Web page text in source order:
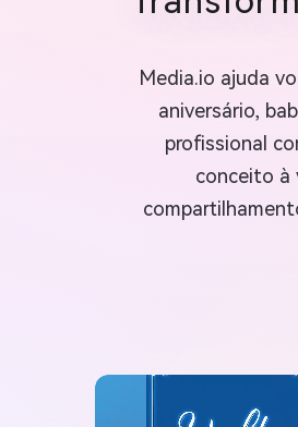
Media.io ajuda
aniversário,
profissional
conceito à